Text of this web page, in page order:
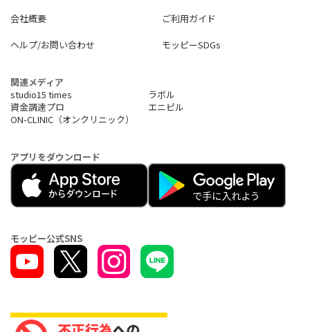
会社概要
ご利用ガイド
ヘルプ/お問い合わせ
モッピーSDGs
関連メディア
studio15 times
ラボル
資金調達プロ
エニピル
ON-CLINIC（オンクリニック）
アプリをダウンロード
モッピー公式SNS